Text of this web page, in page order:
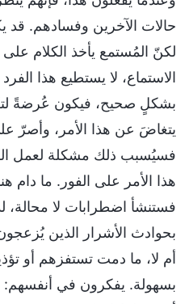
حالات الآخرين وفسادهم. قد
لكنّ المُستمع يأخذ الكلام
الاستماع، لا يستطيع هذا
بشكلٍ صحيح، فيكون عُرضةً
يتغاضَ عن هذا الأمر، وأصرّ
فسيُسبب ذلك مشكلة لعمل
هذا الأمر على الفور. ما دام
فستنشأ اضطرابات لا محالة،
بحوادث الأشرار الذين
أم لا، ما دمت تستفزهم أو
بسهولة. يفكرون في